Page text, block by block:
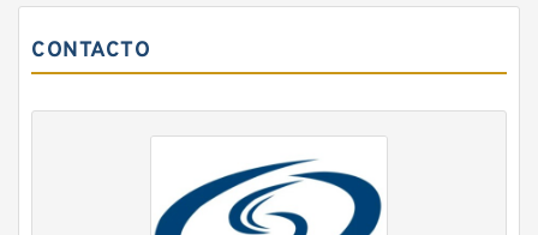
51VC1600 104729 Eaton Airflex sin embragues y
frenos de bloqueo axial
CONTACTO